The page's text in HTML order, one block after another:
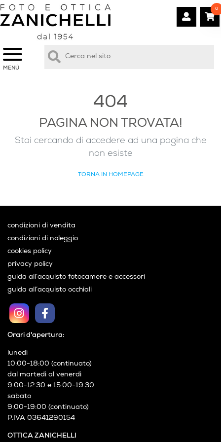
MENÙ
0
404
PAGINA NON TROVATA!
Stai cercando di accedere ad una pagina che
non esiste
TORNA IN HOMEPAGE
OTTICA ZANICHELLI
Orari d'apertura:
lunedì
10:00-18:00 (continuato)
dal martedì al venerdì
9:00-12:30 e 15:00-19:30
sabato
9:00-19:00 (continuato)
P.IVA 03641290154
condizioni di vendita
condizioni di noleggio
cookies policy
privacy policy
guida all’acquisto fotocamere e accessori
guida all’acquisto occhiali